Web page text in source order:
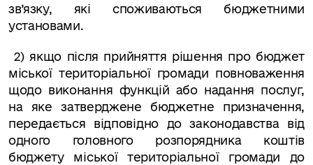
зв’язку, які споживаються бюджетними
установами.
2) якщо після прийняття рішення про бюджет
міської територіальної громади повноваження
щодо виконання функцій або надання послуг,
на яке затверджене бюджетне призначення,
передається відповідно до законодавства від
одного головного розпорядника коштів
бюджету міської територіальної громади до